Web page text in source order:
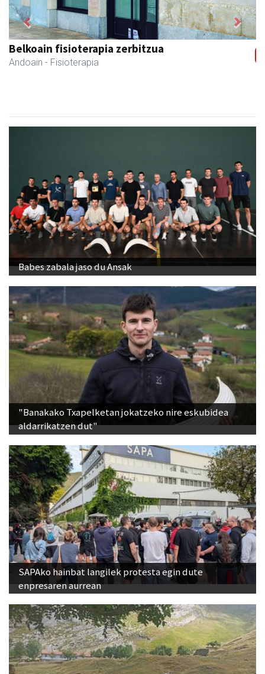
Aita Larramendi Ikastola
Andoain - Hezkuntza
Previous Next
Babes zabala jaso du Ansak
"Banakako Txapelketan jokatzeko nire eskubidea
aldarrikatzen dut"
SAPAko hainbat langilek protesta egin dute
enpresaren aurrean